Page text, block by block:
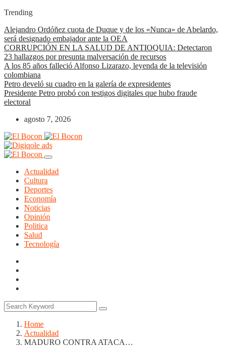
Trending
Alejandro Ordóñez cuota de Duque y de los «Nunca» de Abelardo,
será designado embajador ante la OEA
CORRUPCIÓN EN LA SALUD DE ANTIOQUIA: Detectaron
23 hallazgos por presunta malversación de recursos
A los 85 años falleció Alfonso Lizarazo, leyenda de la televisión
colombiana
Petro develó su cuadro en la galería de expresidentes
Presidente Petro probó con testigos digitales que hubo fraude
electoral
agosto 7, 2026
Actualidad
Cultura
Deportes
Economía
Noticias
Opinión
Politica
Salud
Tecnología
Home
Actualidad
MADURO CONTRA ATACA…